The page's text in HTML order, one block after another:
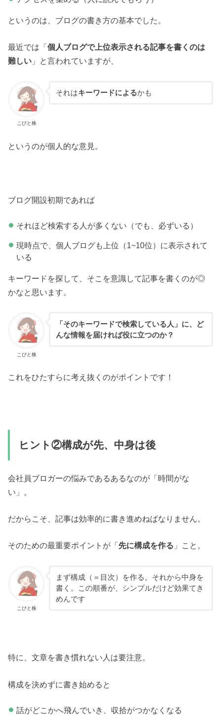
というのは、ブログの書き方の基本でした。
最近では「個人ブログで上位表示される記事を書くのは
難しい 」と言われていますが、
こびと株
それはキーワードによるかも
というのが個人的な意見。
ブログ開設初期であれば
それほど検索する人が多くない（でも、必ずいる）
現時点で、個人ブログも上位（1~10位）に表示されて
いる
キーワードを探して、そこを意識して記事を書くのが◎
かなと思います。
こびと株
「そのキーワードで検索している人」に、ど
んな情報を届ければ役に立つのか？
これをひたすらに考え抜くのがポイントです！
ヒント②構成が先、中身は後
会社員ブロガーの悩みであるあるなのが「時間がな
い」。
だからこそ、記事は効率的に書き進めねばなりません。
そのための最重要ポイントが「 先に構成を作る 」こと。
こびと株
まず構成（＝目次）を作る。それから中身を
書く。この順番が、シンプルだけど効果てき
めんです
特に、文章を書き慣れない人は要注意。
構成を決めずに書き始めると
話がどこかへ飛んでいき、収拾がつかなくなる